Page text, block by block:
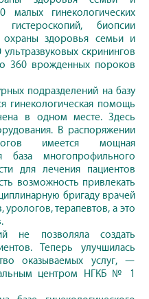
малых гинекологических
биопсии
здоровья семьи и
скринингов
360 врожденных пороков
подразделений на базу
гинекологическая помощь
в одном месте. Здесь
В распоряжении
имеется мощная
база многопрофильного
для лечения пациентов
возможность привлекать
бригаду врачей
терапевтов, а это
не позволяла создать
Теперь улучшилась
оказываемых услуг, —
центром НГКБ № 1